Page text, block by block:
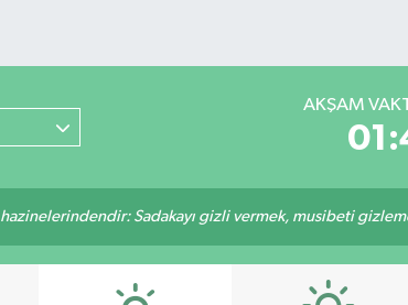
AKŞAM
Sadakayı gizli vermek, musibeti